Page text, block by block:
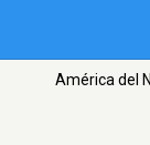
América del